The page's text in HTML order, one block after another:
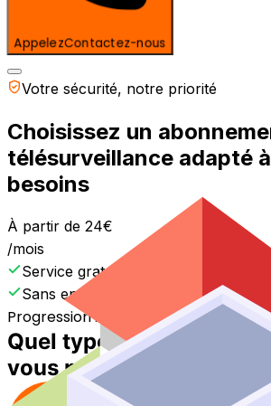
AppelezContactez-nous
Votre sécurité, notre priorité
Choisissez un
télésurveillance adapté
besoins
À partir de 24€
/mois
Service gratuit
Sans engagement
Progression: Information 0%
Quel type de logement
vous protéger ?